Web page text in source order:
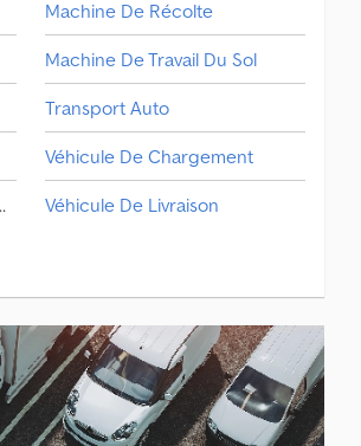
Machine De Protection Des Plantes & D'engrais
Machine De Récolte
Machine De Travail Du Sol
Transport Auto
Véhicule De Chargement
Véhicule De Livraison
Équipements Aéropourtaires